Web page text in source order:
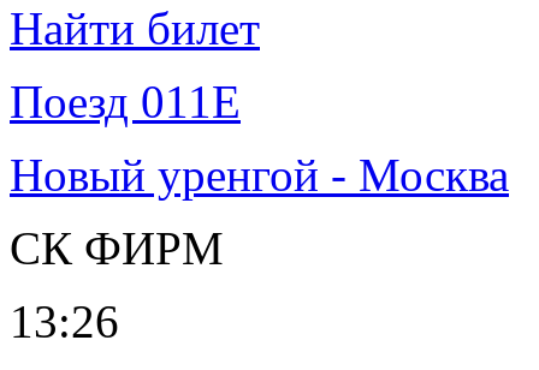
Найти билет
Поезд 011Е
Новый уренгой - Москва
СК ФИРМ
13:26